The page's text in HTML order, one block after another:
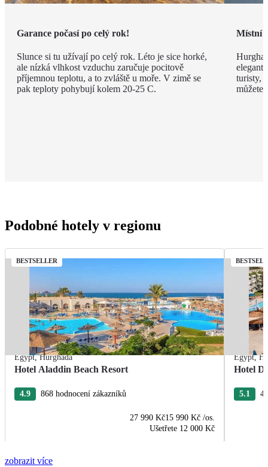
Garance počasí po celý rok!
Slunce si tu užívají po celý rok. Léto je sice horké,
ale nízká vlhkost vzduchu zaručuje pocitově
příjemnou teplotu, a to zvláště u moře. V zimě se
pak teploty pohybují kolem 20-25 C.
Místní
turisty,
můžete
Podobné hotely v regionu
BESTSELLER
Egypt,Hurghada
Hotel Aladdin Beach Resort
4.9 868 hodnocení zákazníků
27 990 Kč15 990 Kč /os.
Ušetřete 12 000 Kč
Egypt,
Hotel
5.1
zobrazit více